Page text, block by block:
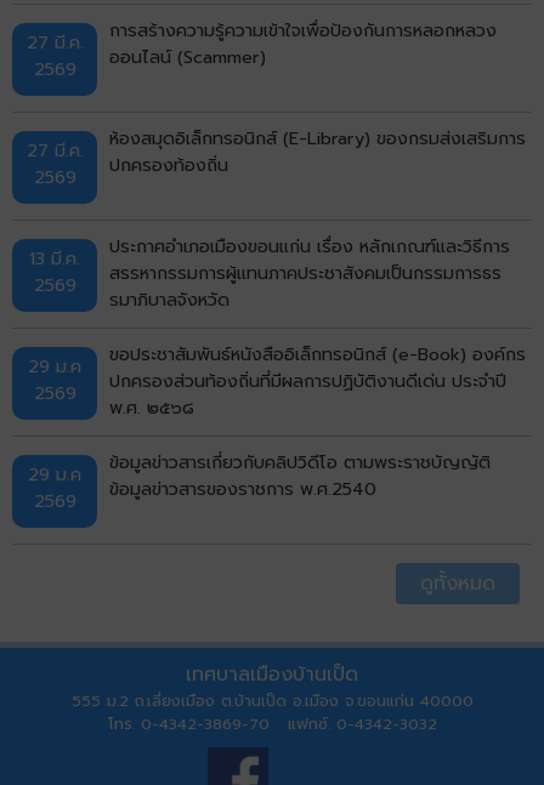
27 มี.ค.
2569
การสร้างความรู้ความเข้าใจเพื่อป้องกันการหลอกหลวง
ออนไลน์ (Scammer)
27 มี.ค.
2569
ห้องสมุดอิเล็กทรอนิกส์ (E-Library) ของกรมส่งเสริมการ
ปกครองท้องถิ่น
13 มี.ค.
2569
ประกาศอำเภอเมืองขอนแก่น เรื่อง หลักเกณฑ์และวิธีการ
สรรหากรรมการผู้แทนภาคประชาสังคมเป็นกรรมการธร
รมาภิบาลจังหวัด
29 ม.ค
2569
ขอประชาสัมพันธ์หนังสืออิเล็กทรอนิกส์ (e-Book) องค์กร
ปกครองส่วนท้องถิ่นที่มีผลการปฏิบัติงานดีเด่น ประจำปี
พ.ศ. ๒๕๖๘
29 ม.ค
2569
ข้อมูลข่าวสารเกี่ยวกับคลิปวิดีโอ ตามพระราชบัญญัติ
ข้อมูลข่าวสารของราชการ พ.ศ.2540
ดูทั้งหมด
เทศบาลเมืองบ้านเป็ด
555 ม.2 ถ.เลี่ยงเมือง ต.บ้านเป็ด อ.เมือง จ.ขอนแก่น 40000
โทร. 0-4342-3869-70 แฟกซ์. 0-4342-3032